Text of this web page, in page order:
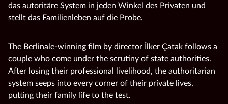
das autoritäre System in jeden Winkel des Privaten und
stellt das Familienleben auf die Probe.
The Berlinale-winning film by director İlker Çatak follows a
couple who come under the scrutiny of state authorities.
After losing their professional livelihood, the authoritarian
system seeps into every corner of their private lives,
putting their family life to the test.